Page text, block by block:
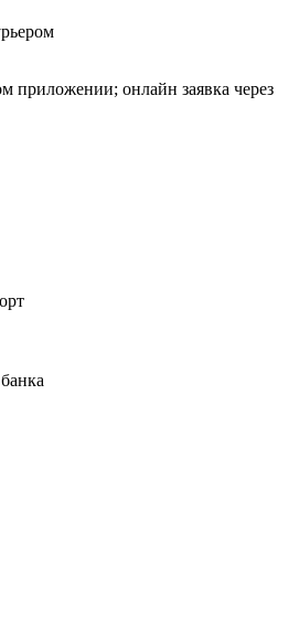
приложении; онлайн заявка через